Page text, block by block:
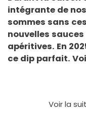
intégrante de
sommes sans
nouvelles
apéritives. En
ce dip parfait.
Voir la